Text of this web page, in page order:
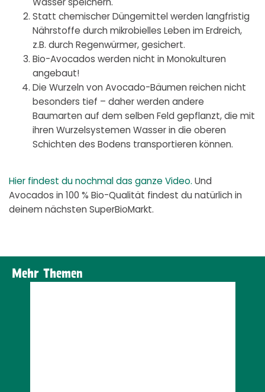
Wasser speichern.
Statt chemischer Düngemittel werden langfristig
Nährstoffe durch mikrobielles Leben im Erdreich,
z.B. durch Regenwürmer, gesichert.
Bio-Avocados werden nicht in Monokulturen
angebaut!
Die Wurzeln von Avocado-Bäumen reichen nicht
besonders tief – daher werden andere
Baumarten auf dem selben Feld gepflanzt, die mit
ihren Wurzelsystemen Wasser in die oberen
Schichten des Bodens transportieren können.
Hier findest du nochmal das ganze Video. Und
Avocados in 100 % Bio-Qualität findest du natürlich in
deinem nächsten SuperBioMarkt.
Mehr Themen